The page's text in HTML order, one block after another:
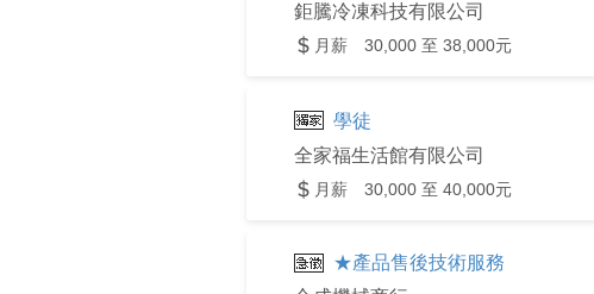
鉅騰冷凍科技有限公司
月薪 30,000 至 38,000元
學徒
全家福生活館有限公司
月薪 30,000 至 40,000元
★產品售後技術服務